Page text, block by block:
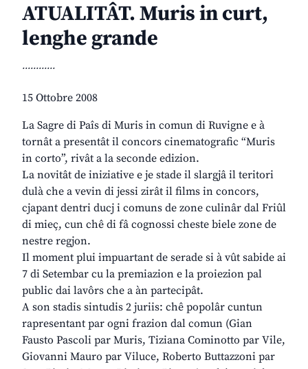
ATUALITÂT. Muris in curt,
lenghe grande
............
15 Ottobre 2008
La Sagre di Paîs di Muris in comun di Ruvigne e à
tornât a presentât il concors cinematografic “Muris
in corto”, rivât a la seconde edizion.
La novitât de iniziative e je stade il slargjâ il teritori
dulà che a vevin di jessi zirât il films in concors,
cjapant dentri ducj i comuns de zone culinâr dal Friûl
di mieç, cun chê di fâ cognossi cheste biele zone de
nestre regjon.
Il moment plui impuartant de serade si à vût sabide ai
7 di Setembar cu la premiazion e la proiezion pal
public dai lavôrs che a àn partecipât.
A son stadis sintudis 2 juriis: chê popolâr cuntun
rapresentant par ogni frazion dal comun (Gian
Fausto Pascoli par Muris, Tiziana Cominotto par Vile,
Giovanni Mauro par Viluce, Roberto Buttazzoni par